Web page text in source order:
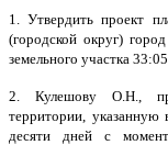
1. Утвердить проект
(городской округ)
земельного участка
2. Кулешову О.Н.
,
территории, указанную
десяти дней с